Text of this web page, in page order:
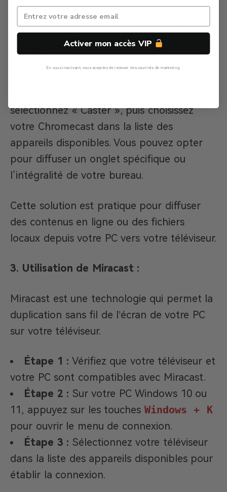
Étape 2 : Assurez-vous que votre PC et
le Chromecast sont connectés au même
réseau Wi-Fi.​
sélectionnez « Caster », puis choisissez
votre Chromecast dans la liste des
appareils disponibles. Vous pouvez opter
pour diffuser un onglet spécifique ou
l’intégralité de votre bureau.​
Cette solution est pratique pour diffuser
des contenus en ligne ou des fichiers
locaux depuis votre PC vers votre téléviseur.
3. Utilisation de Miracast :
Miracast est une technologie qui permet la
duplication sans fil de l’écran de votre PC
sur votre téléviseur.​
Étape 1 : Vérifiez que votre téléviseur et
votre PC sont compatibles avec Miracast.​
Étape 2 : Sur votre PC Windows 10 ou
11, appuyez sur les touches Windows + K
pour ouvrir le menu de connexion.​
Étape 3 : Sélectionnez votre téléviseur
dans la liste des appareils disponibles pour
établir la connexion.​
Activer mon accès VIP
En vous inscrivant, vous acceptez de recevoir des courriels de marketing.